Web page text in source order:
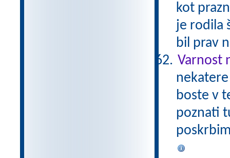
kot
je rodila
bil prav
Varnost
boste v
poznati